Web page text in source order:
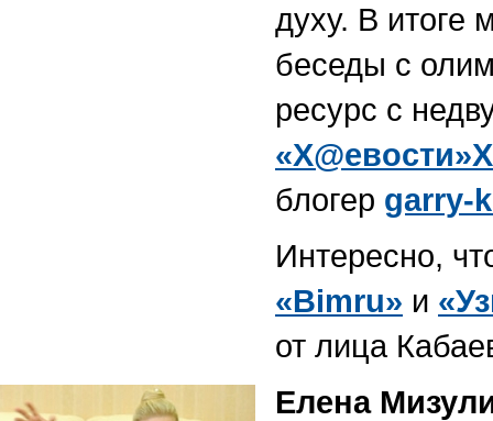
духу. В итоге
беседы с
ресурс с
блогер garry-
Интересно,
«Bimru» и
от лица
Елена